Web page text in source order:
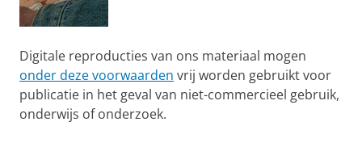
Digitale reproducties van ons materiaal mogen
onder deze voorwaarden vrij worden gebruikt voor
publicatie in het geval van niet-commercieel gebruik,
onderwijs of onderzoek.